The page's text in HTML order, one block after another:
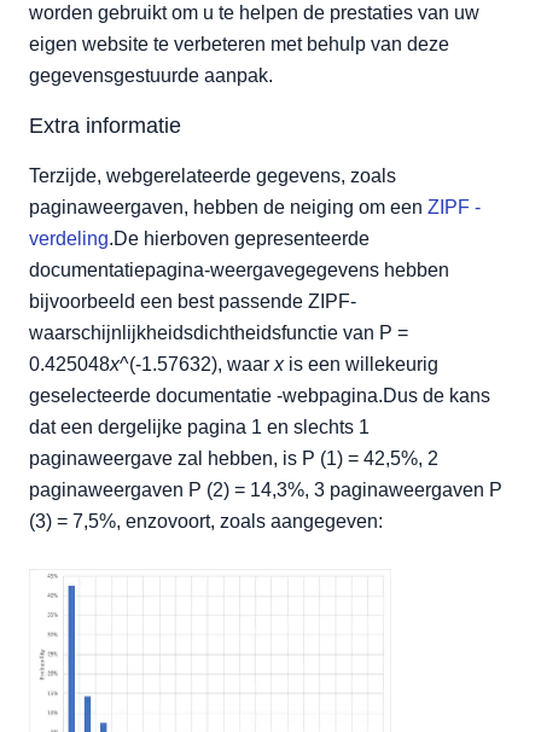
worden gebruikt om u te helpen de prestaties van uw
eigen website te verbeteren met behulp van deze
gegevensgestuurde aanpak.
Extra informatie
Terzijde, webgerelateerde gegevens, zoals
paginaweergaven, hebben de neiging om een ZIPF -
verdeling.De hierboven gepresenteerde
documentatiepagina-weergavegegevens hebben
bijvoorbeeld een best passende ZIPF-
waarschijnlijkheidsdichtheidsfunctie van P =
0.425048x^(-1.57632), waar xis een willekeurig
geselecteerde documentatie -webpagina.Dus de kans
dat een dergelijke pagina 1 en slechts 1
paginaweergave zal hebben, is P (1) = 42,5%, 2
paginaweergaven P (2) = 14,3%, 3 paginaweergaven P
(3) = 7,5%, enzovoort, zoals aangegeven: